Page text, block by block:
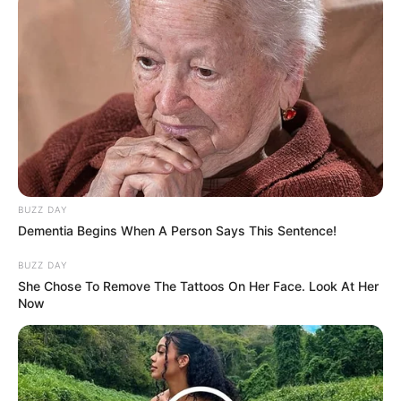
Di tahun 2016, ia kembali berlaga di LPGA namun sayang ia
Selain pemain golf, ia juga kerap masuk majalah golf seperti Golf
Digest dan Sport Illustrated Swimsuit.
Baca juga:Biodata, Profil, dan Fakta Marisol Yotta
BUZZ DAY
Dementia Begins When A Person Says This Sentence!
BUZZ DAY
She Chose To Remove The Tattoos On Her Face. Look At Her
Now